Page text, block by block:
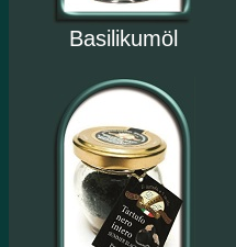
Basilikumöl